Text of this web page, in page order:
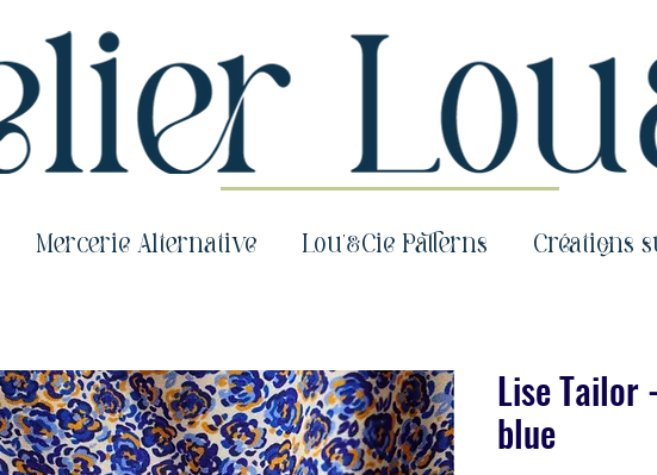
Mercerie Alternative Lou'&Cie Patterns Créations
Lise Tailor
blue